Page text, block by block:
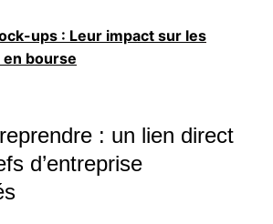
ups : Leur impact sur les
bourse
: un lien direct
d’entreprise